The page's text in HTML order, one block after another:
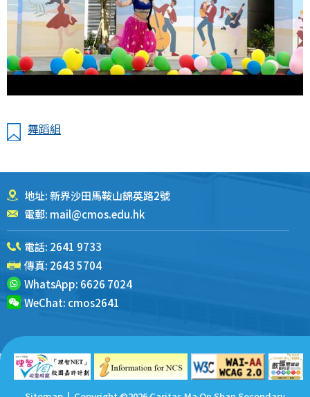
舞蹈組
地址: 新界沙田馬鞍山錦英路2號
電郵: mail@cmos.edu.hk
電話: 2641 9733
傳真: 2643 5704
WhatsApp: 6626 7024
WeChat: cmos2641